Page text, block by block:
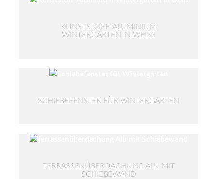
KUNSTSTOFF-ALUMINIUM
WINTERGARTEN IN WEISS
SCHIEBEFENSTER FÜR WINTERGARTEN
TERRASSENÜBERDACHUNG ALU MIT
SCHIEBEWAND